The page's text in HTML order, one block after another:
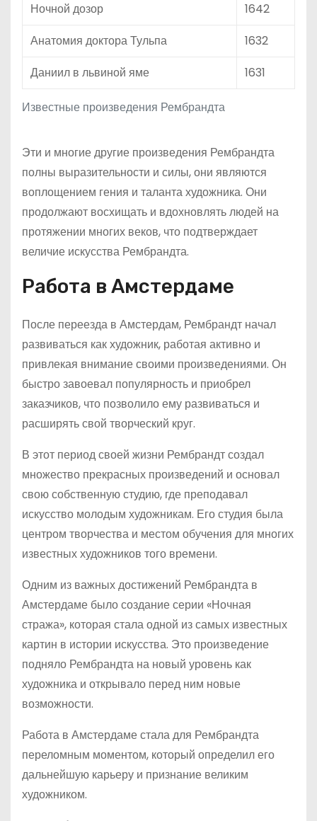
Известные произведения Рембрандта
Ночной дозор
1642
Анатомия доктора Тульпа
1632
Даниил в львиной яме
1631
Эти и многие другие произведения Рембрандта
полны выразительности и силы, они являются
воплощением гения и таланта художника. Они
продолжают восхищать и вдохновлять людей на
протяжении многих веков, что подтверждает
величие искусства Рембрандта.
Работа в Амстердаме
После переезда в Амстердам, Рембрандт начал
развиваться как художник, работая активно и
привлекая внимание своими произведениями. Он
быстро завоевал популярность и приобрел
заказчиков, что позволило ему развиваться и
расширять свой творческий круг.
В этот период своей жизни Рембрандт создал
множество прекрасных произведений и основал
свою собственную студию, где преподавал
искусство молодым художникам. Его студия была
центром творчества и местом обучения для многих
известных художников того времени.
Одним из важных достижений Рембрандта в
Амстердаме было создание серии «Ночная
стража», которая стала одной из самых известных
картин в истории искусства. Это произведение
подняло Рембрандта на новый уровень как
художника и открывало перед ним новые
возможности.
Работа в Амстердаме стала для Рембрандта
переломным моментом, который определил его
дальнейшую карьеру и признание великим
художником.